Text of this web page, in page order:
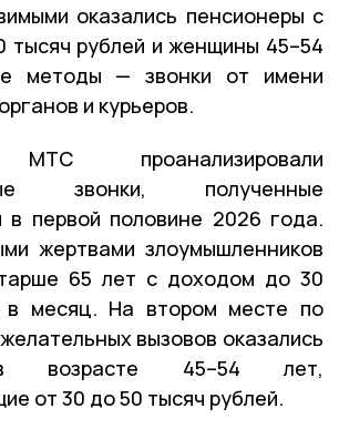
оказались пенсионеры с
тысяч рублей и женщины 45–54
методы — звонки от имени
и курьеров.
МТС проанализировали
звонки, полученные
в первой половине 2026 года.
жертвами злоумышленников
65 лет с доходом до 30
в месяц. На втором месте по
вызовов оказались
возрасте 45–54 лет,
от 30 до 50 тысяч рублей.